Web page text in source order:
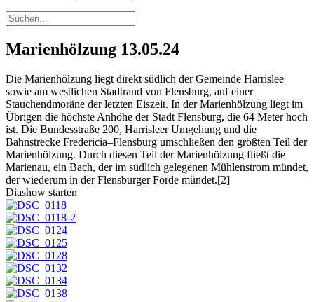
Marienhölzung 13.05.24
Die Marienhölzung liegt direkt südlich der Gemeinde Harrislee
sowie am westlichen Stadtrand von Flensburg, auf einer
Stauchendmoräne der letzten Eiszeit. In der Marienhölzung liegt im
Übrigen die höchste Anhöhe der Stadt Flensburg, die 64 Meter hoch
ist. Die Bundesstraße 200, Harrisleer Umgehung und die
Bahnstrecke Fredericia–Flensburg umschließen den größten Teil der
Marienhölzung. Durch diesen Teil der Marienhölzung fließt die
Marienau, ein Bach, der im südlich gelegenen Mühlenstrom mündet,
der wiederum in der Flensburger Förde mündet.[2]
Diashow starten